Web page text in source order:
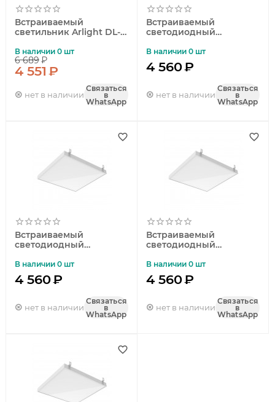
Встраиваемый
светильник Arlight DL-
Warm3000 047928
В наличии 0 шт
6 689₽
4 551 ₽
нет в наличии
Связаться
в
WhatsApp
Встраиваемый
светодиодный
G1-R3-00010-31G02-
2003540
В наличии 0 шт
4 560₽
нет в наличии
Связаться
в
WhatsApp
Встраиваемый
светодиодный
G1-R3-00010-31G02-
2003550
В наличии 0 шт
4 560₽
нет в наличии
Связаться
в
WhatsApp
Встраиваемый
светодиодный
G1-R3-00010-31G02-
2003565
В наличии 0 шт
4 560₽
нет в наличии
Связаться
в
WhatsApp